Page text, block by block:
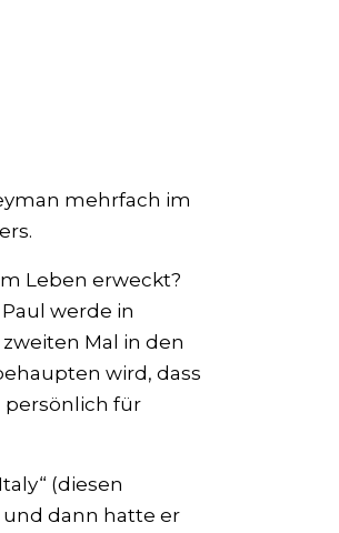
mehrfach im
Leben erweckt?
werde in
Mal in den
wird, dass
persönlich für
(diesen
und dann hatte er